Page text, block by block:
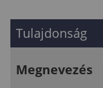
Tulajdonság
Megnevezés